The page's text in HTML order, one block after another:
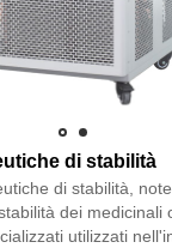
di stabilità
di stabilità,
dei medicinali
utilizzati